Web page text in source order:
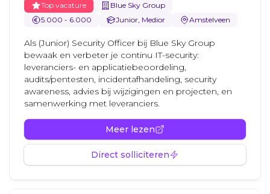
Top vacature
Blue Sky Group
5.000 - 6.000
Junior, Medior Amstelveen
Als (Junior) Security Officer bij Blue Sky Group
bewaak en verbeter je continu IT-security:
leveranciers- en applicatiebeoordeling,
audits/pentesten, incidentafhandeling, security
awareness, advies bij wijzigingen en projecten, en
samenwerking met leveranciers.
Meer lezen
Direct solliciteren